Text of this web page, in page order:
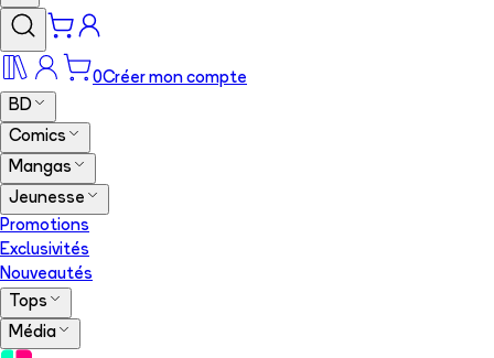
0Créer mon compte
BD
Comics
Mangas
Jeunesse
Promotions
Exclusivités
Nouveautés
Tops
Média